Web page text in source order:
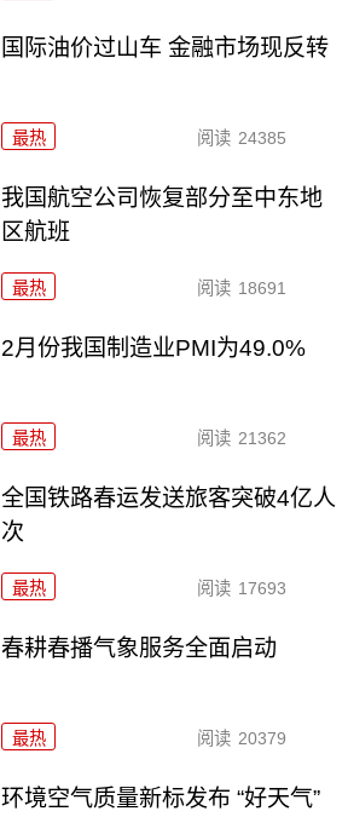
国际油价过山车 金融市场现反转
最热 阅读 24385
我国航空公司恢复部分至中东地
区航班
最热 阅读 18691
2月份我国制造业PMI为49.0%
最热 阅读 21362
全国铁路春运发送旅客突破4亿人
次
最热 阅读 17693
春耕春播气象服务全面启动
最热 阅读 20379
环境空气质量新标发布 “好天气”